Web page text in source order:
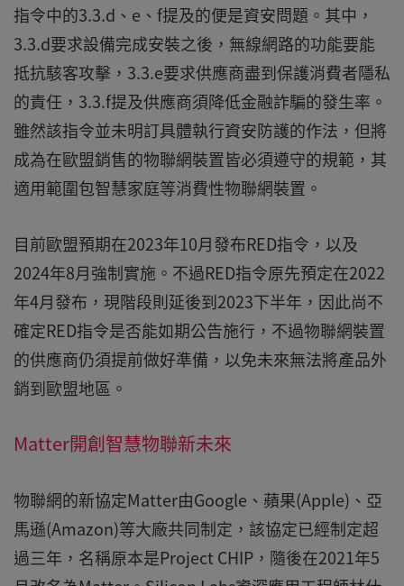
指令中的3.3.d、e、f提及的便是資安問題。其中，
3.3.d要求設備完成安裝之後，無線網路的功能要能
抵抗駭客攻擊，3.3.e要求供應商盡到保護消費者隱私
的責任，3.3.f提及供應商須降低金融詐騙的發生率。
雖然該指令並未明訂具體執行資安防護的作法，但將
成為在歐盟銷售的物聯網裝置皆必須遵守的規範，其
適用範圍包智慧家庭等消費性物聯網裝置。
目前歐盟預期在2023年10月發布RED指令，以及
2024年8月強制實施。不過RED指令原先預定在2022
年4月發布，現階段則延後到2023下半年，因此尚不
確定RED指令是否能如期公告施行，不過物聯網裝置
的供應商仍須提前做好準備，以免未來無法將產品外
銷到歐盟地區。
Matter開創智慧物聯新未來
物聯網的新協定Matter由Google、蘋果(Apple)、亞
馬遜(Amazon)等大廠共同制定，該協定已經制定超
過三年，名稱原本是Project CHIP，隨後在2021年5